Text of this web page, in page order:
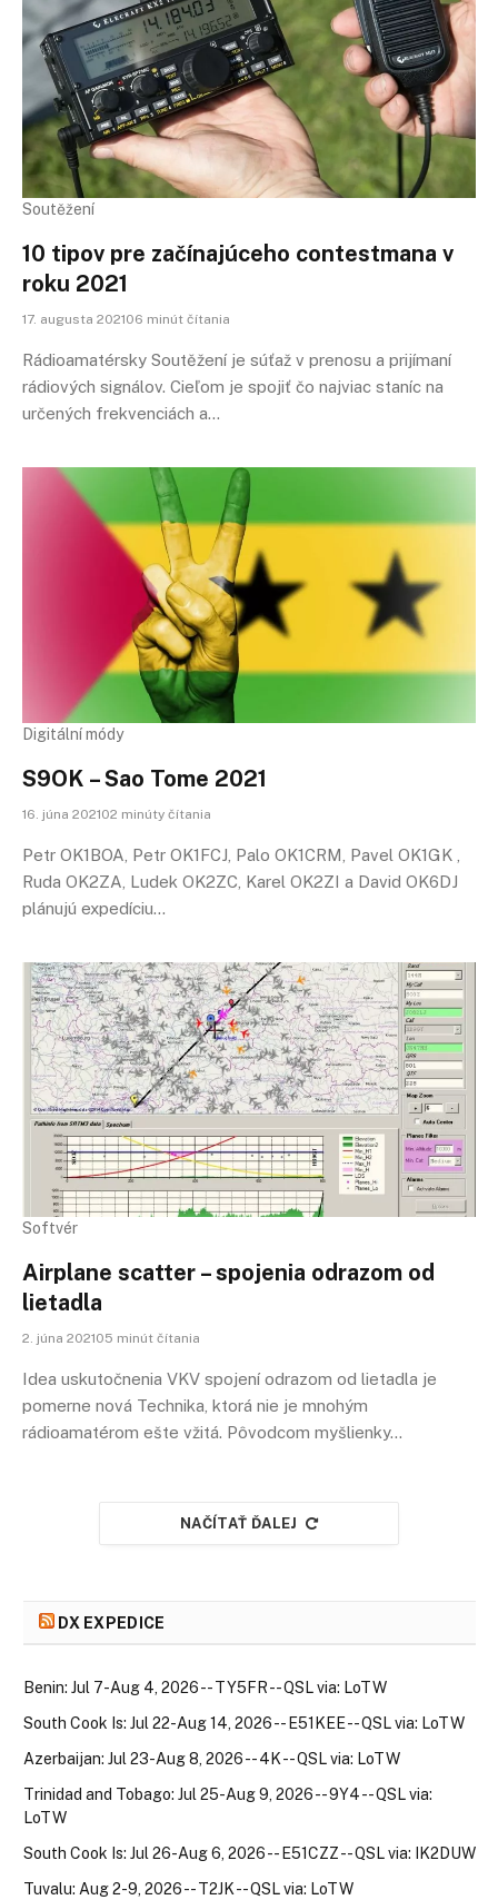
Soutěžení
10 tipov pre začínajúceho contestmana v
roku 2021
17. augusta 202106 minút čítania
Rádioamatérsky Soutěžení je súťaž v prenosu a prijímaní
rádiových signálov. Cieľom je spojiť čo najviac staníc na
určených frekvenciách a…
Digitální módy
S9OK – Sao Tome 2021
16. júna 202102 minúty čítania
Petr OK1BOA, Petr OK1FCJ, Palo OK1CRM, Pavel OK1GK ,
Ruda OK2ZA, Ludek OK2ZC, Karel OK2ZI a David OK6DJ
plánujú expedíciu…
Softvér
Airplane scatter – spojenia odrazom od
lietadla
2. júna 202105 minút čítania
Idea uskutočnenia VKV spojení odrazom od lietadla je
pomerne nová Technika, ktorá nie je mnohým
rádioamatérom ešte vžitá. Pôvodcom myšlienky…
NAČÍTAŤ ĎALEJ
DX EXPEDICE
Benin: Jul 7-Aug 4, 2026 -- TY5FR -- QSL via: LoTW
South Cook Is: Jul 22-Aug 14, 2026 -- E51KEE -- QSL via: LoTW
Azerbaijan: Jul 23-Aug 8, 2026 -- 4K -- QSL via: LoTW
Trinidad and Tobago: Jul 25-Aug 9, 2026 -- 9Y4 -- QSL via:
LoTW
South Cook Is: Jul 26-Aug 6, 2026 -- E51CZZ -- QSL via: IK2DUW
Tuvalu: Aug 2-9, 2026 -- T2JK -- QSL via: LoTW